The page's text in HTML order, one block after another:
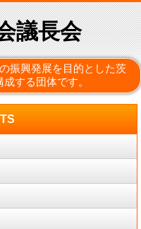
議長会
振興発展を目的とした茨
する団体です。